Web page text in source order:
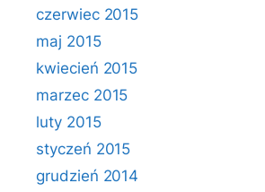
czerwiec 2015
maj 2015
kwiecień 2015
marzec 2015
luty 2015
styczeń 2015
grudzień 2014